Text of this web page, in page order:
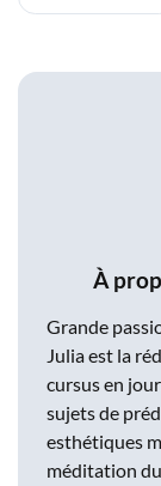
À
Grande
Julia est la
cursus en
sujets de
esthétiques
méditation